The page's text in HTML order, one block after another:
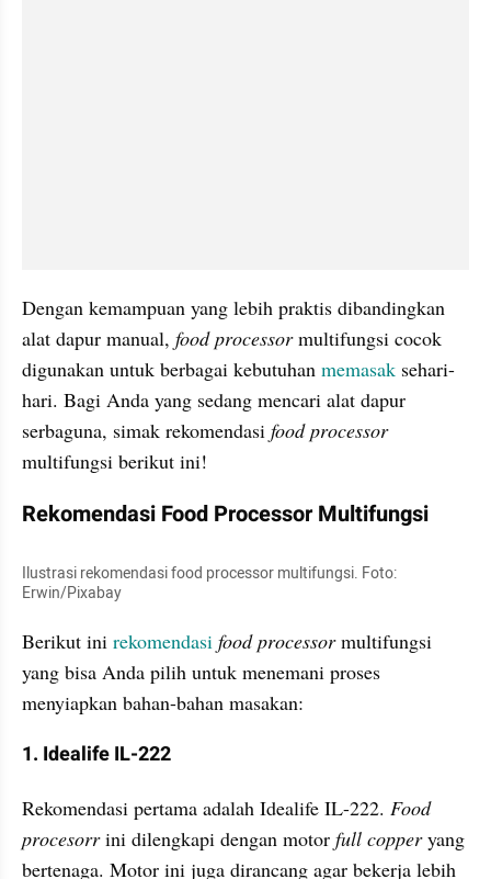
Dengan kemampuan yang lebih praktis dibandingkan
alat dapur manual, food processor multifungsi cocok
digunakan untuk berbagai kebutuhan memasak sehari-
hari. Bagi Anda yang sedang mencari alat dapur
serbaguna, simak rekomendasi food processor
multifungsi berikut ini!
Rekomendasi Food Processor Multifungsi
Ilustrasi rekomendasi food processor multifungsi. Foto:
Erwin/Pixabay
Berikut ini rekomendasi food processor multifungsi
yang bisa Anda pilih untuk menemani proses
menyiapkan bahan-bahan masakan:
1. Idealife IL-222
Rekomendasi pertama adalah Idealife IL-222. Food
procesorr ini dilengkapi dengan motor full copper yang
bertenaga. Motor ini juga dirancang agar bekerja lebih